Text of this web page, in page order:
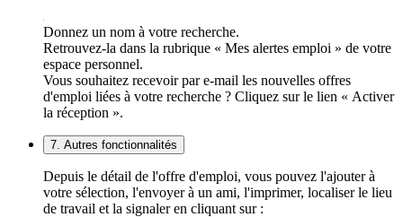
Donnez un nom à votre recherche.
Retrouvez-la dans la rubrique « Mes alertes emploi » de votre
espace personnel.
Vous souhaitez recevoir par e-mail les nouvelles offres
d'emploi liées à votre recherche ? Cliquez sur le lien « Activer
la réception ».
7. Autres fonctionnalités
Depuis le détail de l'offre d'emploi, vous pouvez l'ajouter à
votre sélection, l'envoyer à un ami, l'imprimer, localiser le lieu
de travail et la signaler en cliquant sur :